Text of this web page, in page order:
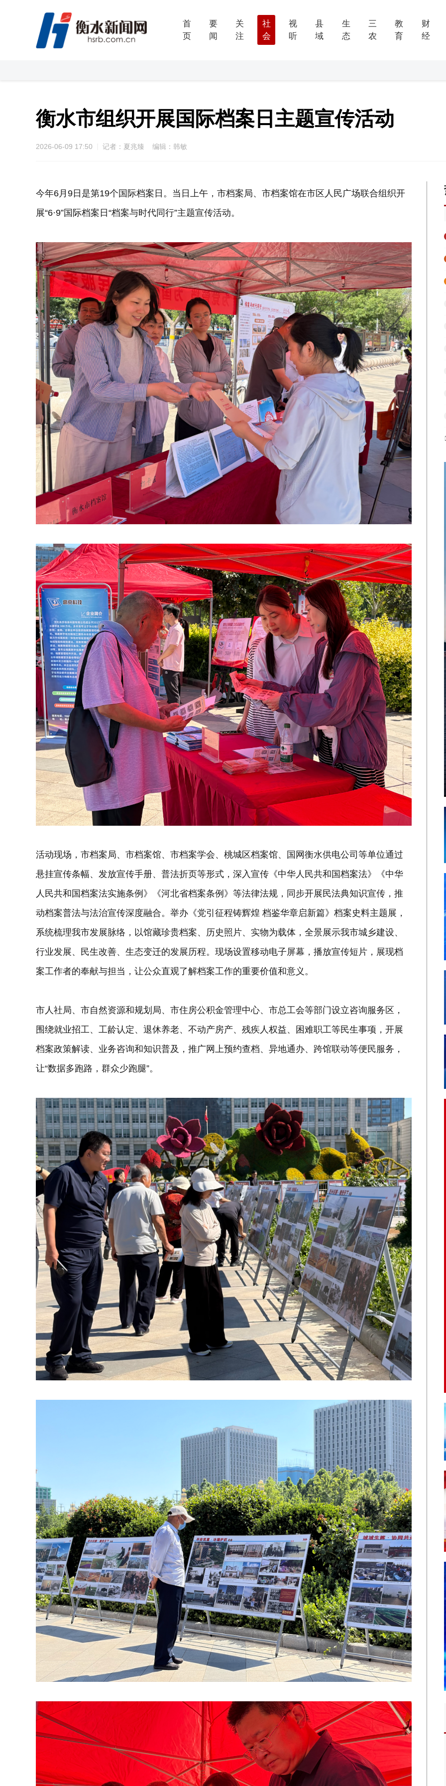
首
页
要
闻
关
注
社
会
视
听
县
域
生
态
三
农
教
育
财
经
衡水市组织开展国际档案日主题宣传活动
2026-06-09 17:50 记者：夏兆臻 编辑：韩敏
今年6月9日是第19个国际档案日。当日上午，市档案局、市档案馆在市区人民广场联合组织开
展“6·9”国际档案日“档案与时代同行”主题宣传活动。
活动现场，市档案局、市档案馆、市档案学会、桃城区档案馆、国网衡水供电公司等单位通过
悬挂宣传条幅、发放宣传手册、普法折页等形式，深入宣传《中华人民共和国档案法》《中华
人民共和国档案法实施条例》《河北省档案条例》等法律法规，同步开展民法典知识宣传，推
动档案普法与法治宣传深度融合。举办《党引征程铸辉煌 档鉴华章启新篇》档案史料主题展，
系统梳理我市发展脉络，以馆藏珍贵档案、历史照片、实物为载体，全景展示我市城乡建设、
行业发展、民生改善、生态变迁的发展历程。现场设置移动电子屏幕，播放宣传短片，展现档
案工作者的奉献与担当，让公众直观了解档案工作的重要价值和意义。
市人社局、市自然资源和规划局、市住房公积金管理中心、市总工会等部门设立咨询服务区，
围绕就业招工、工龄认定、退休养老、不动产房产、残疾人权益、困难职工等民生事项，开展
档案政策解读、业务咨询和知识普及，推广网上预约查档、异地通办、跨馆联动等便民服务，
让“数据多跑路，群众少跑腿”。